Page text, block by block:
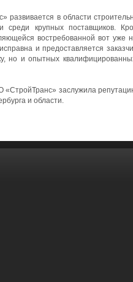
развивается в области
среди крупных поставщиков.
востребованной вот уже
и предоставляется
но и опытных
заслужила
и области.